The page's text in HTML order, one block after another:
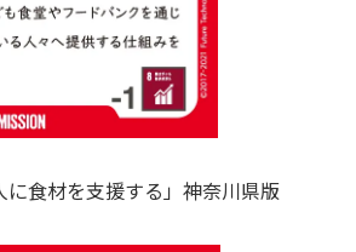
に食材を支援する」神奈川県版